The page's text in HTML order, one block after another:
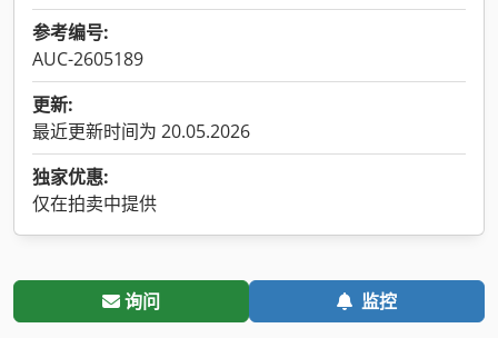
参考编号:
AUC-2605189
更新:
最近更新时间为 20.05.2026
独家优惠:
仅在拍卖中提供
询问 监控